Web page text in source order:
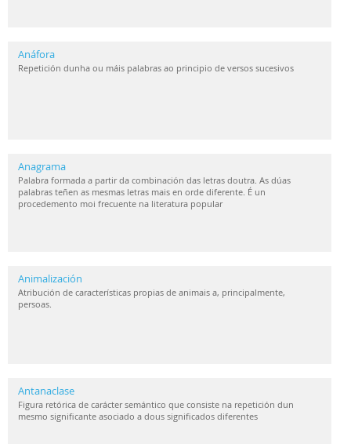
Anáfora
Repetición dunha ou máis palabras ao principio de versos sucesivos
Anagrama
Palabra formada a partir da combinación das letras doutra. As dúas
palabras teñen as mesmas letras mais en orde diferente. É un
procedemento moi frecuente na literatura popular
Animalización
Atribución de características propias de animais a, principalmente,
persoas.
Antanaclase
Figura retórica de carácter semántico que consiste na repetición dun
mesmo significante asociado a dous significados diferentes